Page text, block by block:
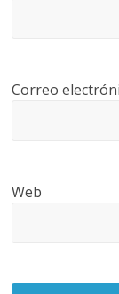
Correo
Web